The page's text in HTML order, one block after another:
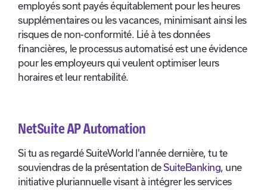
employés sont payés équitablement pour les heures
supplémentaires ou les vacances, minimisant ainsi les
risques de non-conformité. Lié à tes données
financières, le processus automatisé est une évidence
pour les employeurs qui veulent optimiser leurs
horaires et leur rentabilité.
NetSuite AP Automation
Si tu as regardé SuiteWorld l'année dernière, tu te
souviendras de la présentation deSuiteBanking, une
initiative pluriannuelle visant à intégrer les services